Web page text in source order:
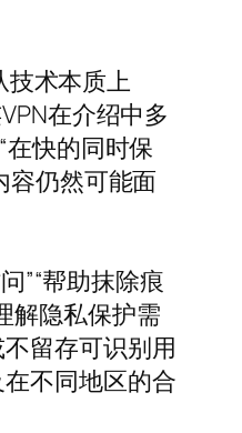
技术本质上
在介绍中多
快的同时保
容仍然可能面
”“帮助抹除痕
解隐私保护需
留存可识别用
不同地区的合